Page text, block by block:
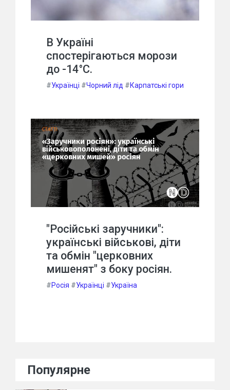
В Україні
спостерігаються морози
до -14°С.
#Українці #Чорний лід #Карпатські гори
"Російські заручники":
українські військові, діти
та обмін "церковних
мишенят" з боку росіян.
#Росія #Українці #Україна
Популярне